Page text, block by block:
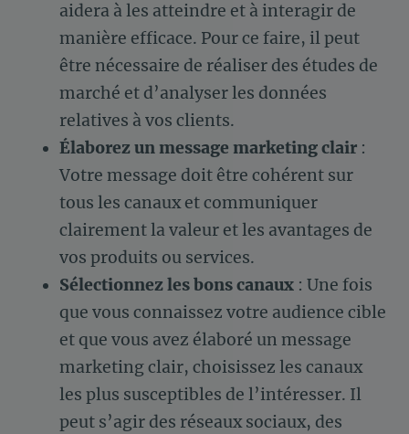
aidera à les atteindre et à interagir de
manière efficace. Pour ce faire, il peut
être nécessaire de réaliser des études de
marché et d’analyser les données
relatives à vos clients.
Élaborez un message marketing clair :
Votre message doit être cohérent sur
tous les canaux et communiquer
clairement la valeur et les avantages de
vos produits ou services.
Sélectionnez les bons canaux : Une fois
que vous connaissez votre audience cible
et que vous avez élaboré un message
marketing clair, choisissez les canaux
les plus susceptibles de l’intéresser. Il
peut s’agir des réseaux sociaux, des